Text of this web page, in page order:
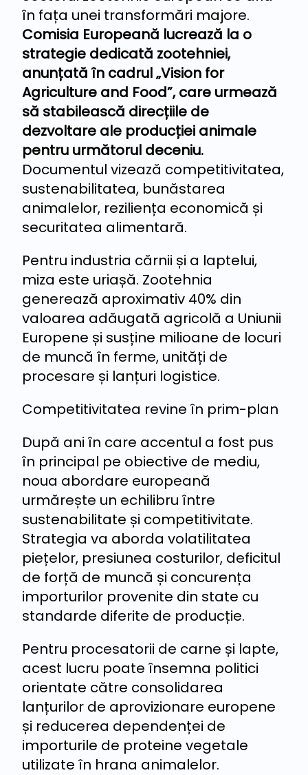
în fața unei transformări majore.
Comisia Europeană lucrează la o
strategie dedicată zootehniei,
anunțată în cadrul „Vision for
Agriculture and Food”, care urmează
să stabilească direcțiile de
dezvoltare ale producției animale
pentru următorul deceniu.
Documentul vizează competitivitatea,
sustenabilitatea, bunăstarea
animalelor, reziliența economică și
securitatea alimentară.
Pentru industria cărnii și a laptelui,
miza este uriașă. Zootehnia
generează aproximativ 40% din
valoarea adăugată agricolă a Uniunii
Europene și susține milioane de locuri
de muncă în ferme, unități de
procesare și lanțuri logistice.
Competitivitatea revine în prim-plan
După ani în care accentul a fost pus
în principal pe obiective de mediu,
noua abordare europeană
urmărește un echilibru între
sustenabilitate și competitivitate.
Strategia va aborda volatilitatea
piețelor, presiunea costurilor, deficitul
de forță de muncă și concurența
importurilor provenite din state cu
standarde diferite de producție.
Pentru procesatorii de carne și lapte,
acest lucru poate însemna politici
orientate către consolidarea
lanțurilor de aprovizionare europene
și reducerea dependenței de
importurile de proteine vegetale
utilizate în hrana animalelor.